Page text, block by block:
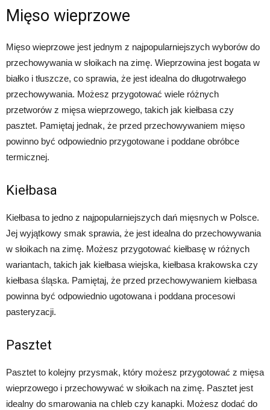
Mięso wieprzowe
Mięso wieprzowe jest jednym z najpopularniejszych wyborów do
przechowywania w słoikach na zimę. Wieprzowina jest bogata w
białko i tłuszcze, co sprawia, że jest idealna do długotrwałego
przechowywania. Możesz przygotować wiele różnych
przetworów z mięsa wieprzowego, takich jak kiełbasa czy
pasztet. Pamiętaj jednak, że przed przechowywaniem mięso
powinno być odpowiednio przygotowane i poddane obróbce
termicznej.
Kiełbasa
Kiełbasa to jedno z najpopularniejszych dań mięsnych w Polsce.
Jej wyjątkowy smak sprawia, że jest idealna do przechowywania
w słoikach na zimę. Możesz przygotować kiełbasę w różnych
wariantach, takich jak kiełbasa wiejska, kiełbasa krakowska czy
kiełbasa śląska. Pamiętaj, że przed przechowywaniem kiełbasa
powinna być odpowiednio ugotowana i poddana procesowi
pasteryzacji.
Pasztet
Pasztet to kolejny przysmak, który możesz przygotować z mięsa
wieprzowego i przechowywać w słoikach na zimę. Pasztet jest
idealny do smarowania na chleb czy kanapki. Możesz dodać do